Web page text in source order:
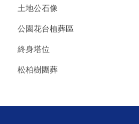
土地公石像
公園花台植葬區
終身塔位
松柏樹團葬